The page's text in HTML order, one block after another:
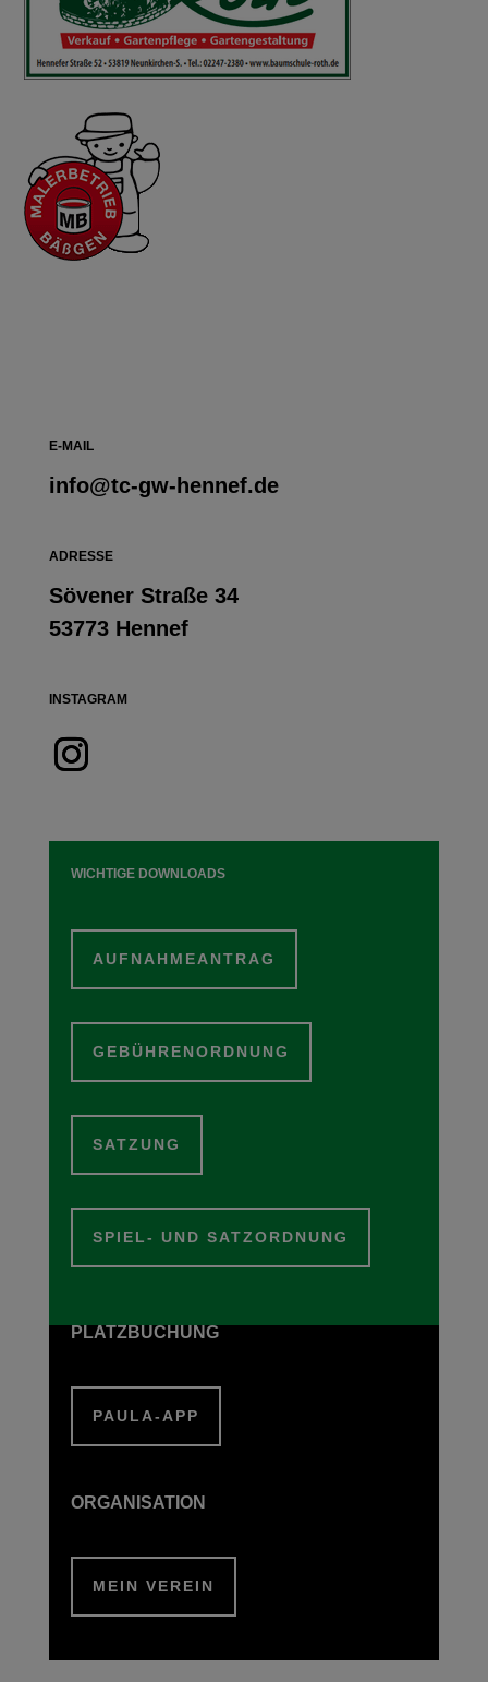
E-MAIL
info@tc-gw-hennef.de
ADRESSE
Sövener Straße 34
53773 Hennef
INSTAGRAM
WICHTIGE DOWNLOADS
AUFNAHMEANTRAG
GEBÜHRENORDNUNG
SATZUNG
SPIEL- UND SATZORDNUNG
PLATZBUCHUNG
PAULA-APP
ORGANISATION
MEIN VEREIN